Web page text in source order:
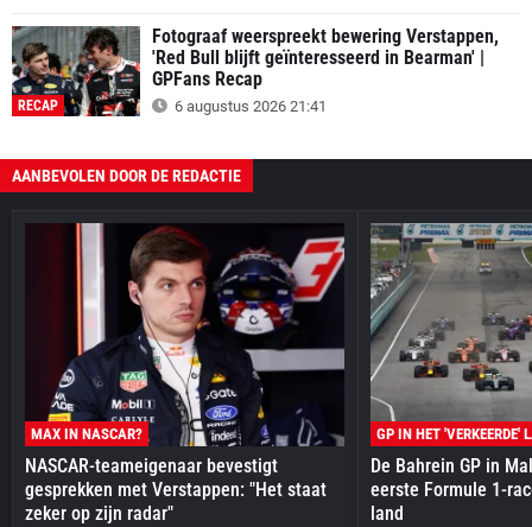
RECAP
Fotograaf weerspreekt bewering Verstappen,
'Red Bull blijft geïnteresseerd in Bearman' |
GPFans Recap
6 augustus 2026 21:41
AANBEVOLEN DOOR DE REDACTIE
MAX IN NASCAR?
NASCAR-teameigenaar bevestigt
gesprekken met Verstappen: "Het staat
zeker op zijn radar"
GP IN HET 'VERKEERDE'
De Bahrein GP in
eerste Formule 1-
land